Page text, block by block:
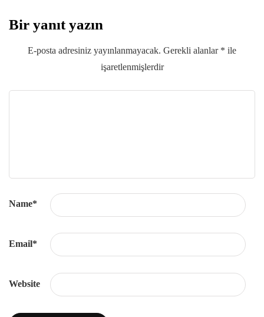
Bir yanıt yazın
E-posta adresiniz yayınlanmayacak. Gerekli alanlar * ile
işaretlenmişlerdir
Name*
Email*
Website